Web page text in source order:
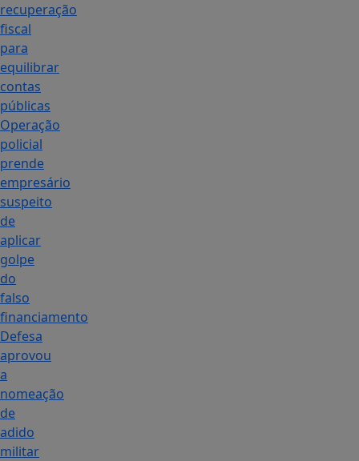
recuperação
fiscal
para
equilibrar
contas
públicas
Operação
policial
prende
empresário
suspeito
de
aplicar
golpe
do
falso
financiamento
Defesa
aprovou
a
nomeação
de
adido
militar